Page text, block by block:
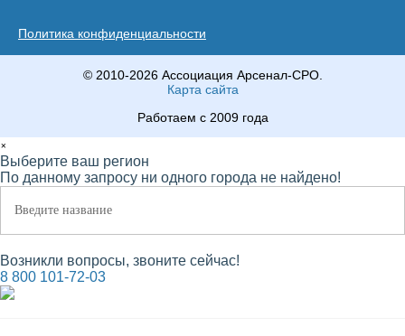
Политика конфиденциальности
© 2010-2026 Ассоциация Арсенал-СРО.
Карта сайта
Работаем с 2009 года
×
Выберите ваш регион
По данному запросу ни одного города не найдено!
Возникли вопросы, звоните сейчас!
8 800 101-72-03